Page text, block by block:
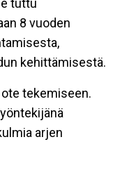
tuttu
8 vuoden
kehittämisestä.
tekemiseen.
arjen